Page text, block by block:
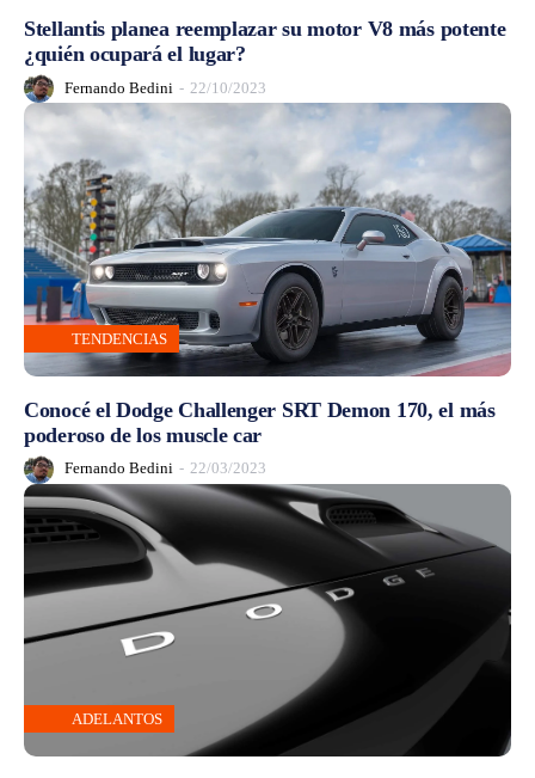
Stellantis planea reemplazar su motor V8 más potente
¿quién ocupará el lugar?
Fernando Bedini - 22/10/2023
TENDENCIAS
Conocé el Dodge Challenger SRT Demon 170, el más
poderoso de los muscle car
Fernando Bedini - 22/03/2023
ADELANTOS